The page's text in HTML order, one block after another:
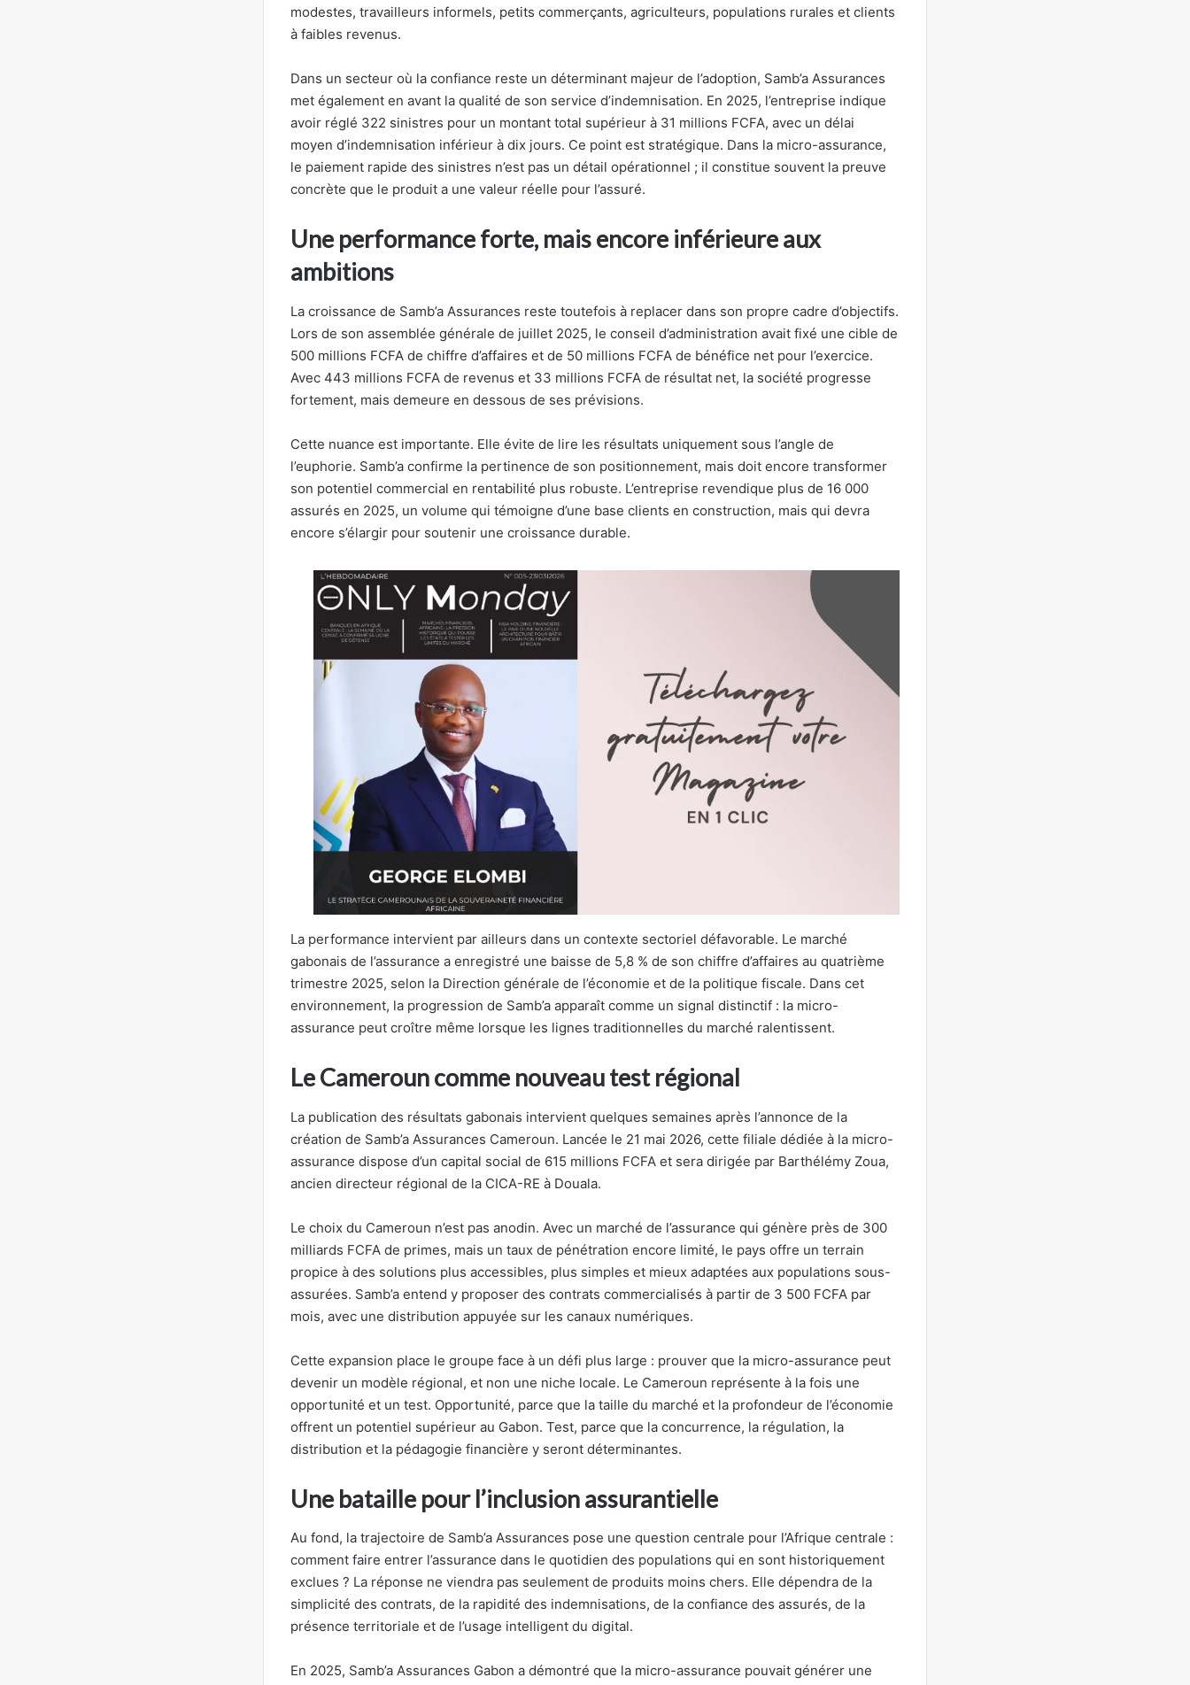
modestes, travailleurs informels, petits commerçants, agriculteurs, populations rurales et clients
à faibles revenus.
Dans un secteur où la confiance reste un déterminant majeur de l’adoption, Samb’a Assurances
met également en avant la qualité de son service d’indemnisation. En 2025, l’entreprise indique
avoir réglé 322 sinistres pour un montant total supérieur à 31 millions FCFA, avec un délai
moyen d’indemnisation inférieur à dix jours. Ce point est stratégique. Dans la micro-assurance,
le paiement rapide des sinistres n’est pas un détail opérationnel ; il constitue souvent la preuve
concrète que le produit a une valeur réelle pour l’assuré.
Une performance forte, mais encore inférieure aux
ambitions
La croissance de Samb’a Assurances reste toutefois à replacer dans son propre cadre d’objectifs.
Lors de son assemblée générale de juillet 2025, le conseil d’administration avait fixé une cible de
500 millions FCFA de chiffre d’affaires et de 50 millions FCFA de bénéfice net pour l’exercice.
Avec 443 millions FCFA de revenus et 33 millions FCFA de résultat net, la société progresse
fortement, mais demeure en dessous de ses prévisions.
Cette nuance est importante. Elle évite de lire les résultats uniquement sous l’angle de
l’euphorie. Samb’a confirme la pertinence de son positionnement, mais doit encore transformer
son potentiel commercial en rentabilité plus robuste. L’entreprise revendique plus de 16 000
assurés en 2025, un volume qui témoigne d’une base clients en construction, mais qui devra
encore s’élargir pour soutenir une croissance durable.
La performance intervient par ailleurs dans un contexte sectoriel défavorable. Le marché
gabonais de l’assurance a enregistré une baisse de 5,8 % de son chiffre d’affaires au quatrième
trimestre 2025, selon la Direction générale de l’économie et de la politique fiscale. Dans cet
environnement, la progression de Samb’a apparaît comme un signal distinctif : la micro-
assurance peut croître même lorsque les lignes traditionnelles du marché ralentissent.
Le Cameroun comme nouveau test régional
La publication des résultats gabonais intervient quelques semaines après l’annonce de la
création de Samb’a Assurances Cameroun. Lancée le 21 mai 2026, cette filiale dédiée à la micro-
assurance dispose d’un capital social de 615 millions FCFA et sera dirigée par Barthélémy Zoua,
ancien directeur régional de la CICA-RE à Douala.
Le choix du Cameroun n’est pas anodin. Avec un marché de l’assurance qui génère près de 300
milliards FCFA de primes, mais un taux de pénétration encore limité, le pays offre un terrain
propice à des solutions plus accessibles, plus simples et mieux adaptées aux populations sous-
assurées. Samb’a entend y proposer des contrats commercialisés à partir de 3 500 FCFA par
mois, avec une distribution appuyée sur les canaux numériques.
Cette expansion place le groupe face à un défi plus large : prouver que la micro-assurance peut
devenir un modèle régional, et non une niche locale. Le Cameroun représente à la fois une
opportunité et un test. Opportunité, parce que la taille du marché et la profondeur de l’économie
offrent un potentiel supérieur au Gabon. Test, parce que la concurrence, la régulation, la
distribution et la pédagogie financière y seront déterminantes.
Une bataille pour l’inclusion assurantielle
Au fond, la trajectoire de Samb’a Assurances pose une question centrale pour l’Afrique centrale :
comment faire entrer l’assurance dans le quotidien des populations qui en sont historiquement
exclues ? La réponse ne viendra pas seulement de produits moins chers. Elle dépendra de la
simplicité des contrats, de la rapidité des indemnisations, de la confiance des assurés, de la
présence territoriale et de l’usage intelligent du digital.
En 2025, Samb’a Assurances Gabon a démontré que la micro-assurance pouvait générer une